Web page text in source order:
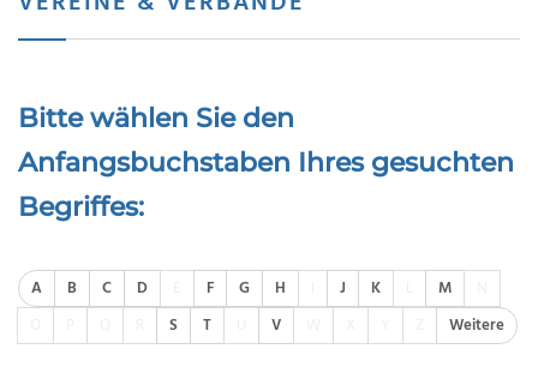
Bitte wählen Sie den
Anfangsbuchstaben Ihres gesuchten
Begriffes:
A B C D F G H J K M
S T V Weitere